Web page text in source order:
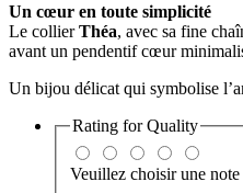
Un cœur en toute simplicité
Le collierThéa, avec sa fine
avant un pendentif cœur
Un bijou délicat qui symbolise
Rating forQuality
Veuillez choisir une